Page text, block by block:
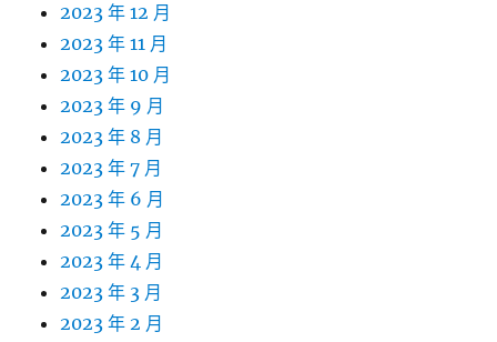
2023 年 12 月
2023 年 11 月
2023 年 10 月
2023 年 9 月
2023 年 8 月
2023 年 7 月
2023 年 6 月
2023 年 5 月
2023 年 4 月
2023 年 3 月
2023 年 2 月